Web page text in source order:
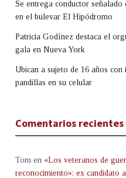
Se entrega conductor señalado
en el bulevar El Hipódromo
Patricia Godínez destaca el
gala en Nueva York
Ubican a sujeto de 16 años con
pandillas en su celular
Comentarios recientes
Tom en «Los veteranos de
reconocimiento»: ex candidato